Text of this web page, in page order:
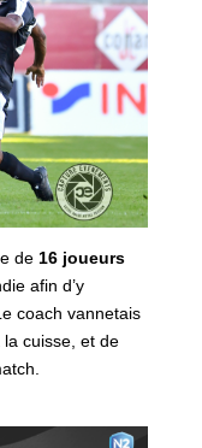
de 16 joueurs
afin d’y
coach vannetais
la cuisse, et de